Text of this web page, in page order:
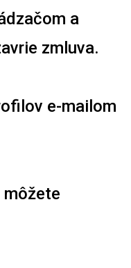
a
zmluva.
e-mailom
môžete